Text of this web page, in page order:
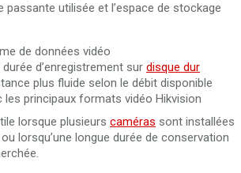
passante utilisée et l’espace de stockage
de données vidéo
d’enregistrement sur disque dur
plus fluide selon le débit disponible
les principaux formats vidéo Hikvision
lorsque plusieurs caméras sont installées
lorsqu’une longue durée de conservation